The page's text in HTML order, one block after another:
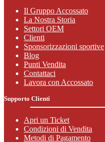
Il Gruppo Accossato
La Nostra Storia
Settori OEM
Clienti
Sponsorizzazioni sportive
Blog
Punti Vendita
Contattaci
Lavora con Accossato
Supporto Clienti
Apri un Ticket
Condizioni di Vendita
Metodi di Pagamento